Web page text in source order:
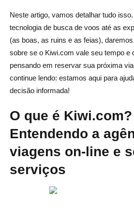
Perguntas frequentes sobre
O Kiwi.com é um site confiável?
Quais são os prós e os contras de
O Kiwi.com é seguro de usar?
Como faço para entrar em contato
cliente da Kiwi.com?
Neste artigo, vamos detalhar tudo
tecnologia de busca de voos até as
(as boas, as ruins e as feias),
sobre se o Kiwi.com vale seu tempo e
pensando em reservar sua próxima
continue lendo: estamos aqui para
decisão informada!
O que é Kiwi.com?
Entendendo a
viagens on-line e
serviços